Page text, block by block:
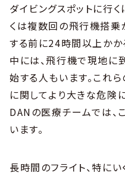
ダイビングスポットに行
くは複数回の飛行機搭乗
する前に24時間以上かか
中には、飛行機で現地に
始する人もいます。これ
に関してより大きな危険
DANの医療チームでは、
います。
長時間のフライト、特に